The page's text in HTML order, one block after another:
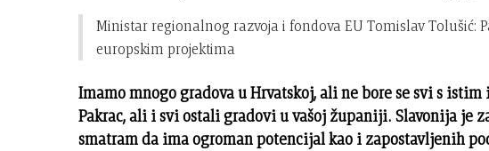
Ministar regionalnog razvoja i fondova EU Tomislav Tolušić:
europskim projektima
Imamo mnogo gradova u Hrvatskoj, ali ne bore se svi s
Pakrac, ali i svi ostali gradovi u vašoj županiji. Slavonija je
smatram da ima ogroman potencijal kao i zapostavljenih